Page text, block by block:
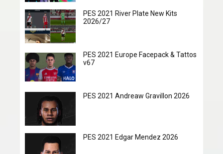
PES 2021 River Plate New Kits
2026/27
PES 2021 Europe Facepack & Tattos
v67
PES 2021 Andreaw Gravillon 2026
PES 2021 Edgar Mendez 2026